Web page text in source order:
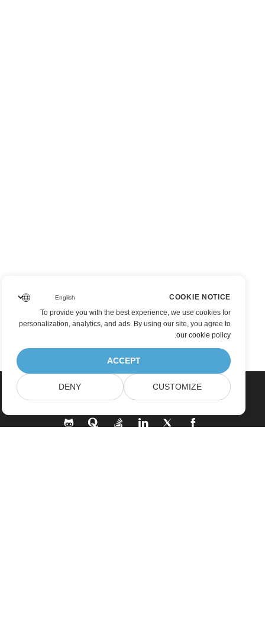
COOKIE NOTICE
To provide you with the best experience, we use cookies for
personalization, analytics, and ads. By using our site, you agree to
our cookie policy
.
ACCEPT
CUSTOMIZE
DENY